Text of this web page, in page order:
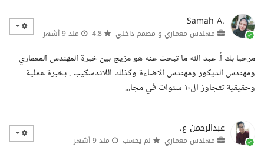
Samah A.
مهندس معماري و مصمم داخلي منذ 9 أشهر
مرحبا بك أ. عبد الله ما تبحث عنه هو مزيج بين خبرة المهندس المعماري
ومهندس الديكور ومهندس الاضاءة وكذلك اللاندسكيب . بخبرة عملية
وحقيقية تتجاوز ال١٠ سنوات في مجا...
عبدالرحمن ع.
مهندس معماري لم يحسب منذ 9 أشهر